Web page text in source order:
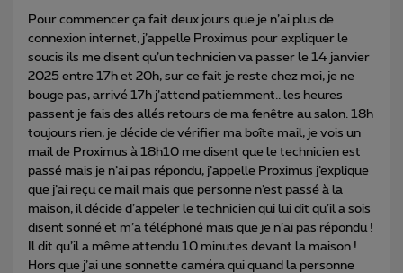
Pour commencer ça fait deux jours que je n’ai plus de
connexion internet, j’appelle Proximus pour expliquer le
soucis ils me disent qu’un technicien va passer le 14 janvier
2025 entre 17h et 20h, sur ce fait je reste chez moi, je ne
bouge pas, arrivé 17h j’attend patiemment.. les heures
passent je fais des allés retours de ma fenêtre au salon. 18h
toujours rien, je décide de vérifier ma boîte mail, je vois un
mail de Proximus à 18h10 me disent que le technicien est
passé mais je n’ai pas répondu, j’appelle Proximus j’explique
que j’ai reçu ce mail mais que personne n’est passé à la
maison, il décide d’appeler le technicien qui lui dit qu’il a sois
disent sonné et m’a téléphoné mais que je n’ai pas répondu !
Il dit qu’il a même attendu 10 minutes devant la maison !
Hors que j’ai une sonnette caméra qui quand la personne